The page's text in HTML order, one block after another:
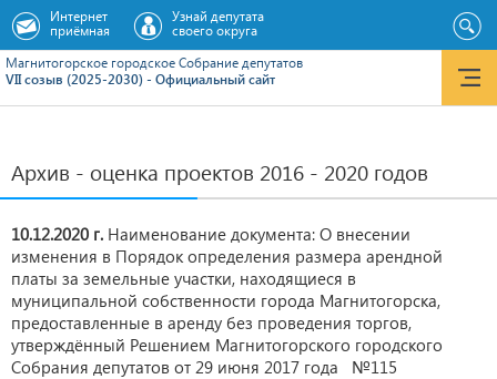
Магнитогорское городское Cобрание депутатов
VII созыв (2025-2030) - Официальный сайт
Интернет
приёмная
Узнай депутата
своего округа
Архив - оценка проектов 2016 - 2020 годов
10.12.2020 г. Наименование документа: О внесении
изменения в Порядок определения размера арендной
платы за земельные участки, находящиеся в
муниципальной собственности города Магнитогорска,
предоставленные в аренду без проведения торгов,
утверждённый Решением Магнитогорского городского
Собрания депутатов от 29 июня 2017 года №115